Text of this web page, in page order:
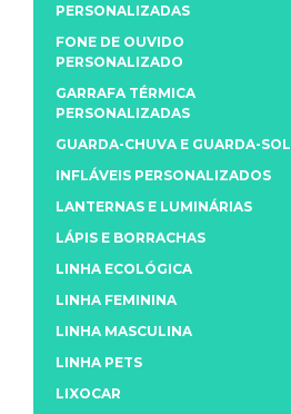
PERSONALIZADAS
FONE DE OUVIDO
PERSONALIZADO
GARRAFA TÉRMICA
PERSONALIZADAS
GUARDA-CHUVA E GUARDA-SOL
INFLÁVEIS PERSONALIZADOS
LANTERNAS E LUMINÁRIAS
LÁPIS E BORRACHAS
LINHA ECOLÓGICA
LINHA FEMININA
LINHA MASCULINA
LINHA PETS
LIXOCAR